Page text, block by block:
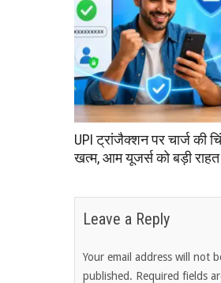
UPI ट्रांजैक्शन पर चार्ज की
खत्म, आम यूजर्स को बड़ी राहत
Leave a Reply
Your email address will not
published. Required fields